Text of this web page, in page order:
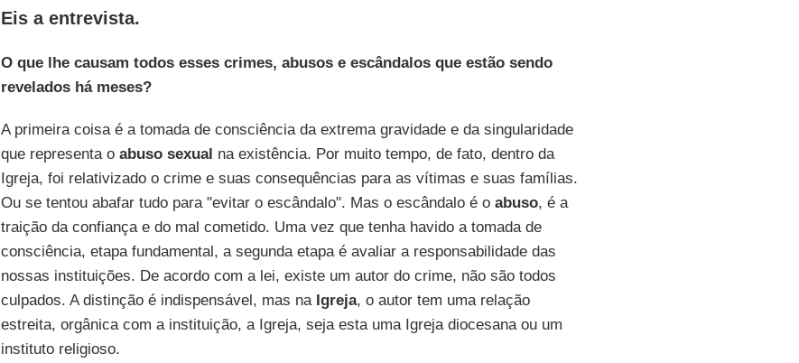
Eis a entrevista.
O que lhe causam todos esses crimes, abusos e escândalos que estão sendo
revelados há meses?
A primeira coisa é a tomada de consciência da extrema gravidade e da singularidade
que representa o abuso sexual na existência. Por muito tempo, de fato, dentro da
Igreja, foi relativizado o crime e suas consequências para as vítimas e suas famílias.
Ou se tentou abafar tudo para "evitar o escândalo". Mas o escândalo é o abuso, é a
traição da confiança e do mal cometido. Uma vez que tenha havido a tomada de
consciência, etapa fundamental, a segunda etapa é avaliar a responsabilidade das
nossas instituições. De acordo com a lei, existe um autor do crime, não são todos
culpados. A distinção é indispensável, mas na Igreja, o autor tem uma relação
estreita, orgânica com a instituição, a Igreja, seja esta uma Igreja diocesana ou um
instituto religioso.